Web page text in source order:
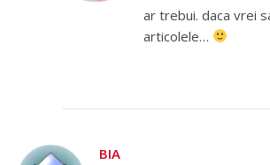
ar trebui. daca vrei
articolele…
BIA